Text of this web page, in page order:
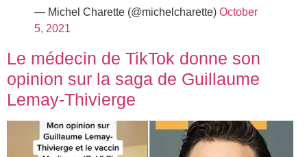
— Michel Charette (@michelcharette) October
5, 2021
Le médecin de TikTok donne son
opinion sur la saga de Guillaume
Lemay-Thivierge